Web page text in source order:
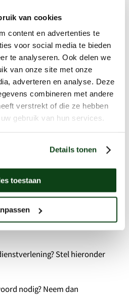
van cookies
content en advertenties te
voor social media te bieden
te analyseren. Ook delen we
van onze site met onze
adverteren en analyse. Deze
combineren met andere
verstrekt of die ze hebben
gebruik van hun services.
Details tonen
toestaan
Zoeken
contact
Stel hieronder
nodig? Neem dan